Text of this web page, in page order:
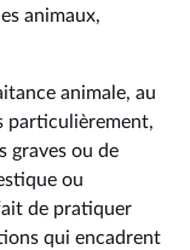
animaux,
animale, au
particulièrement,
graves ou de
ou
de pratiquer
qui encadrent